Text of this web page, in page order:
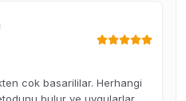
cok basarililar. Herhangi